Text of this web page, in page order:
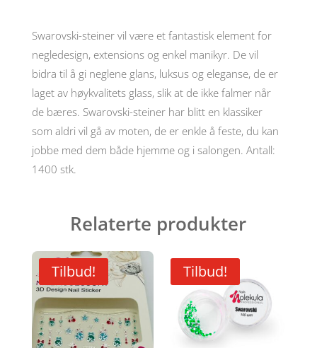
antall
Swarovski-steiner vil være et fantastisk element for
negledesign, extensions og enkel manikyr. De vil
bidra til å gi neglene glans, luksus og eleganse, de er
laget av høykvalitets glass, slik at de ikke falmer når
de bæres. Swarovski-steiner har blitt en klassiker
som aldri vil gå av moten, de er enkle å feste, du kan
jobbe med dem både hjemme og i salongen. Antall:
1400 stk.
Relaterte produkter
Tilbud! Tilbud!